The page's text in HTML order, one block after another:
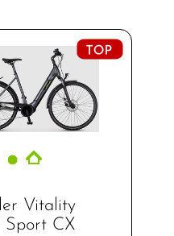
Vitality
Sport CX